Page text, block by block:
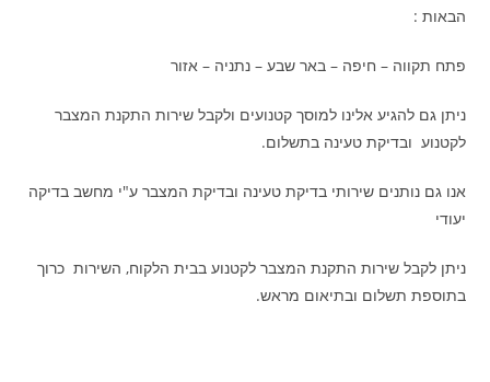
הבאות :
פתח תקווה – חיפה – באר שבע – נתניה – אזור
ניתן גם להגיע אלינו למוסך קטנועים ולקבל שירות התקנת המצבר
לקטנוע ובדיקת טעינה בתשלום.
אנו גם נותנים שירותי בדיקת טעינה ובדיקת המצבר ע"י מחשב בדיקה
יעודי
ניתן לקבל שירות התקנת המצבר לקטנוע בבית הלקוח, השירות כרוך
בתוספת תשלום ובתיאום מראש.